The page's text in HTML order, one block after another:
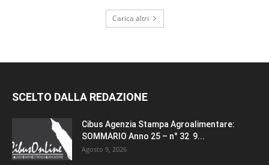
Carica altri
SCELTO DALLA REDAZIONE
Cibus Agenzia Stampa Agroalimentare:
SOMMARIO Anno 25 – n° 32 9...
Agosto 9, 2026